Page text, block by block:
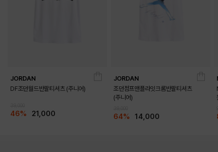
JORDAN
DF조던월드반팔티셔츠 (주니어)
46% 21,000
JORDAN
조던점프맨플라잇크롬반팔티셔츠
(주니어)
64% 14,000